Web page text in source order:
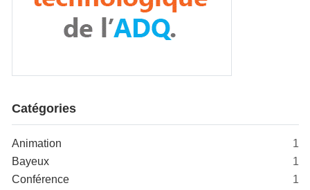
Catégories
Animation
1
Bayeux
1
Conférence
1